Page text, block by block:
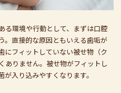
る環境や行動として、まずは口腔
。直接的な原因ともいえる歯垢が
にフィットしていない被せ物（ク
ありません。被せ物がフィットし
入り込みやすくなります。